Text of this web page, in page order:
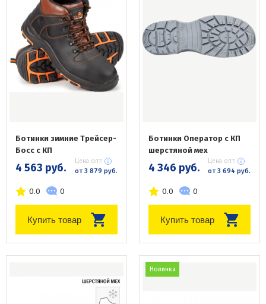
Ботинки зимние Трейсер-
Босс с КП
4 563 руб. Цена опт:
от 3 879 руб.
0.0 0
Купить товар
Ботинки Оператор с КП
шерстяной мех
4 346 руб. Цена опт:
от 3 694 руб.
0.0 0
Купить товар
Новинка